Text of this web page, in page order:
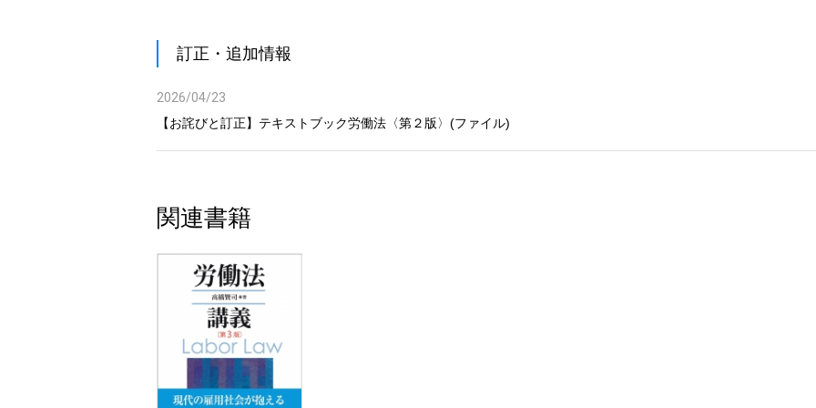
第11章 人事異動と企業組織の再編
1 昇進・昇格および降格
3 配転（配置転換）
第12章 懲戒処分
1 企業秩序論と懲戒
2 懲戒処分の効力
3 懲戒の具体的事由
4 公益通報
第13章 労働契約の終了
1 解雇の自由と労基法上の解雇制限
訂正・追加情報
2026/04/23
【お詫びと訂正】テキストブック労働法〈第２版〉(ファイル)
関連書籍